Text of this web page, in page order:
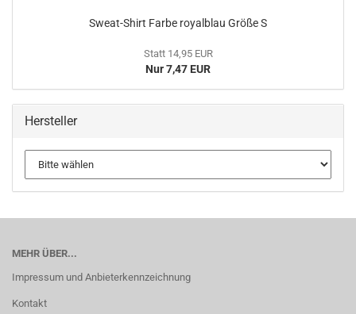
Sweat-Shirt Farbe royalblau Größe S
Statt 14,95 EUR
Nur 7,47 EUR
Hersteller
MEHR ÜBER...
Impressum und Anbieterkennzeichnung
Kontakt